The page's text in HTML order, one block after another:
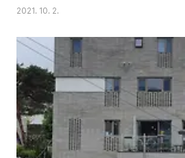
본연의 맛을 즐겼던것 같습니다. 강원도 강릉에 위
리겠습니다. 코로나로 오래 머물지는 못했지만 다
2021-10-02
2021. 10. 2.